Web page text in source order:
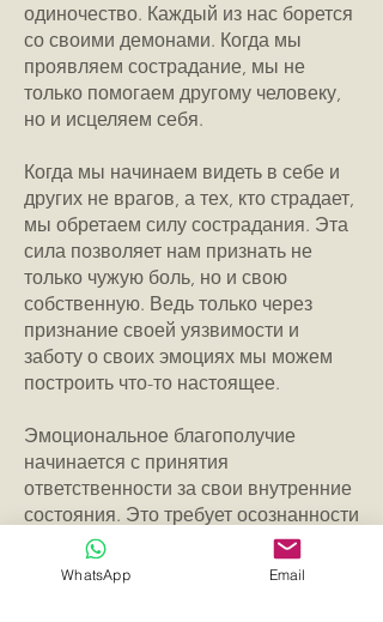
одиночество. Каждый из нас борется
со своими демонами. Когда мы
проявляем сострадание, мы не
только помогаем другому человеку,
но и исцеляем себя.
Когда мы начинаем видеть в себе и
других не врагов, а тех, кто страдает,
мы обретаем силу сострадания. Эта
сила позволяет нам признать не
только чужую боль, но и свою
собственную. Ведь только через
признание своей уязвимости и
заботу о своих эмоциях мы можем
построить что-то настоящее.
Эмоциональное благополучие
начинается с принятия
ответственности за свои внутренние
состояния. Это требует осознанности
и готовности исследовать свои
чувства, страхи и боль, чтобы
WhatsApp Email